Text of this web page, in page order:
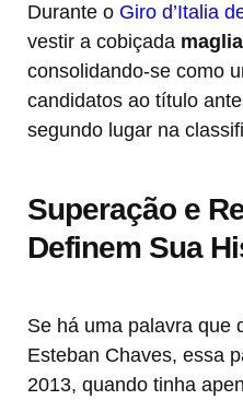
Durante o Giro d’Italia
vestir a cobiçada
consolidando-se como
candidatos ao título
segundo lugar na
Superação e
Definem Sua
Se há uma palavra que
Esteban Chaves, essa
2013, quando tinha